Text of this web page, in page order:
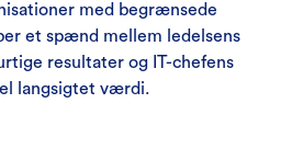
med begrænsede
et spænd mellem ledelsens
resultater og IT-chefens
langsigtet værdi.